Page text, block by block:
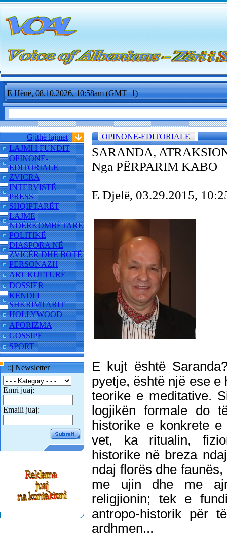
E Hënë, 08.10.2026, 10:58am (GMT+1)
Gjithë lajmet
LAJMI I FUNDIT
OPINONE-
EDITORIALE
ZVICRA
INTERVISTË-
PRESS
SHQIPTARËT
LAJME
NDËRKOMBËTARE
POLITIKË
DIASPORA NË
ZVICËR DHE BOTË
PERSONAZH
ART KULTURË
DOSSIER
KËNDI I
SHKRIMTARIT
HOLLYWOOD
AFORIZMA
GOSSIPE
SPORT
::| Newsletter
Emri juaj:
Emaili juaj:
OPINONE-EDITORIALE
SARANDA,
Nga PËRPARIM KABO
E Djelë, 03.29.2015,
E kujt është
pyetje, është një ese e
teorike e meditative.
logjikën formale do
historike e konkrete
vet, ka ritualin,
historike në breza
ndaj florës dhe
me ujin dhe me
religjionin; tek e
antropo-historik për
ardhmen...